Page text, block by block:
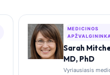
MEDICINOS
Sarah
MD, PhD
Vyriausiasis